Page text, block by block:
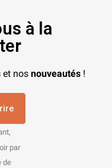
à la
et nos nouveautés !
par
de